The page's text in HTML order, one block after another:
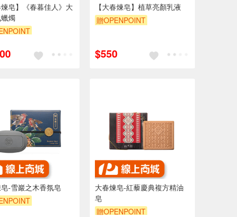
煉皂】《春暮佳人》大
燭
【大春煉皂】植草亮顏乳液
贈OPENPOINT
$550
-雪巖之木香氛皂
大春煉皂-紅藜慶典複方精油
皂
贈OPENPOINT